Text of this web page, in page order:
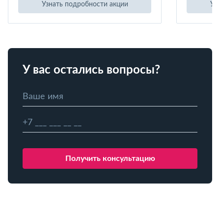
Узнать подробности акции
У вас остались вопросы?